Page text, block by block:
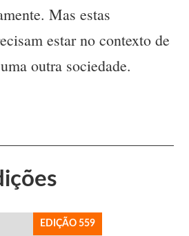
Mas estas
estar no contexto de
outra sociedade.
EDIÇÃO 559